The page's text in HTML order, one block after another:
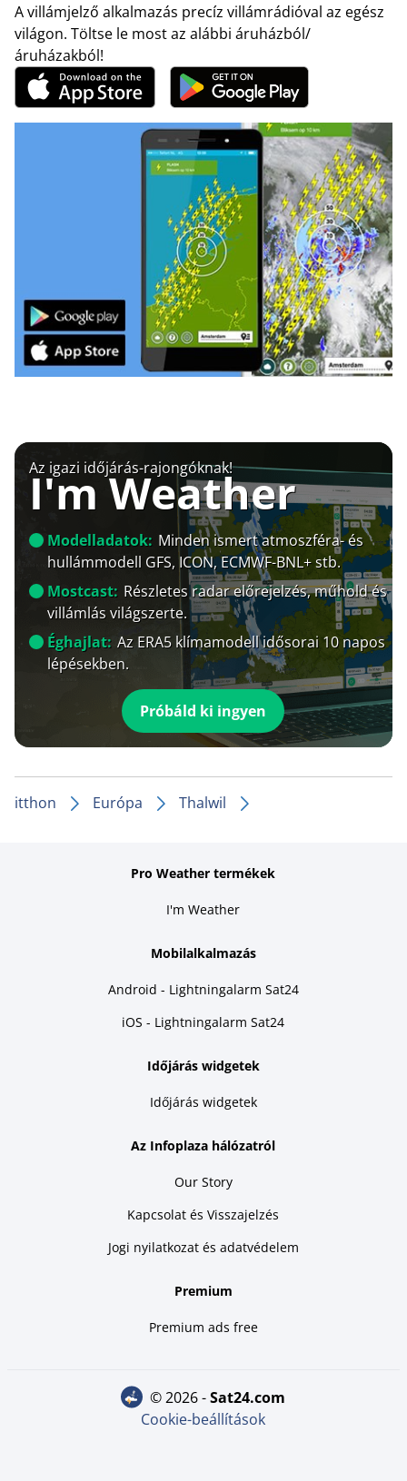
A villámjelző alkalmazás precíz villámrádióval az egész
világon. Töltse le most az alábbi áruházból/
áruházakból!
Az igazi időjárás-rajongóknak!
I'm Weather
Modelladatok: Minden ismert atmoszféra- és
hullámmodell GFS, ICON, ECMWF-BNL+ stb.
Mostcast: Részletes radar előrejelzés, műhold és
villámlás világszerte.
Éghajlat: Az ERA5 klímamodell idősorai 10 napos
lépésekben.
Próbáld ki ingyen
itthon Európa Thalwil
Pro Weather termékek
I'm Weather
Mobilalkalmazás
Android - Lightningalarm Sat24
iOS - Lightningalarm Sat24
Időjárás widgetek
Időjárás widgetek
Az Infoplaza hálózatról
Our Story
Kapcsolat és Visszajelzés
Jogi nyilatkozat és adatvédelem
Premium
Premium ads free
© 2026 - sat24.com
Cookie-beállítások